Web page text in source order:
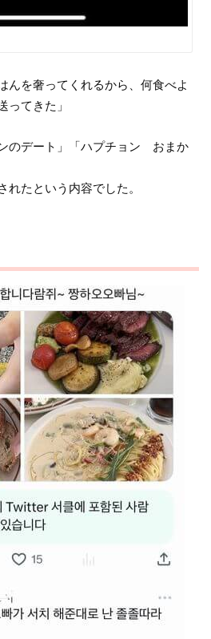
んを奢ってくれるから、何食べよ
ってきた」
のデート」「ハプチョン おまか
れたという内容でした。